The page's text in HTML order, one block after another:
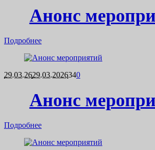
Анонс
Подробнее
29.03.2629.03.2026340
Анонс
Подробнее